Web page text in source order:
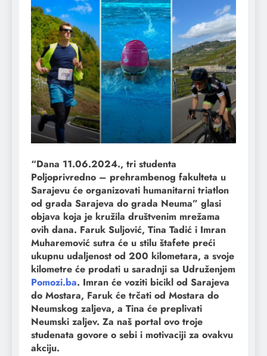
“Dana 11.06.2024., tri studenta
Poljoprivredno – prehrambenog fakulteta u
Sarajevu će organizovati humanitarni triatlon
od grada Sarajeva do grada Neuma” glasi
objava koja je kružila društvenim mrežama
ovih dana. Faruk Suljović, Tina Tadić i Imran
Muharemović sutra će u stilu štafete preći
ukupnu udaljenost od 200 kilometara, a svoje
kilometre će prodati u saradnji sa Udruženjem
Pomozi.ba. Imran će voziti bicikl od Sarajeva
do Mostara, Faruk će trčati od Mostara do
Neumskog zaljeva, a Tina će preplivati
Neumski zaljev. Za naš portal ovo troje
studenata govore o sebi i motivaciji za ovakvu
akciju.